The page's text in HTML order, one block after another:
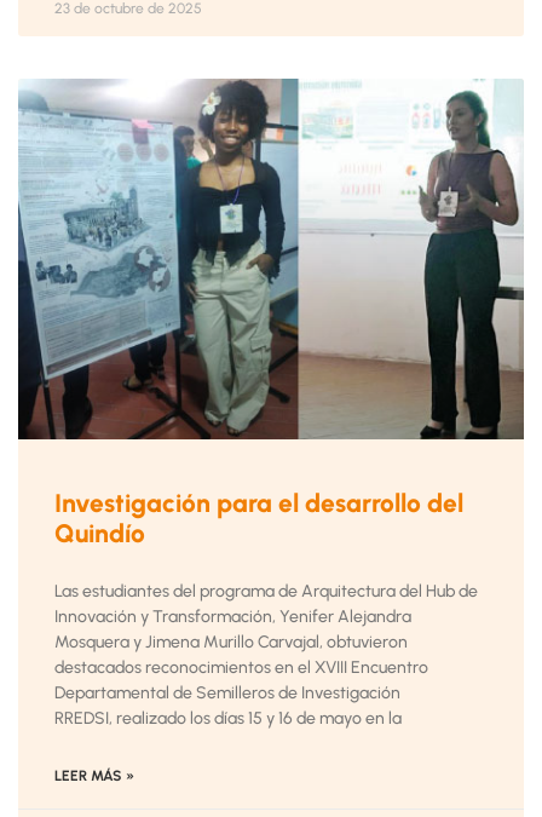
23 de octubre de 2025
Investigación para el desarrollo del
Quindío
Las estudiantes del programa de Arquitectura del Hub de
Innovación y Transformación, Yenifer Alejandra
Mosquera y Jimena Murillo Carvajal, obtuvieron
destacados reconocimientos en el XVIII Encuentro
Departamental de Semilleros de Investigación
RREDSI, realizado los días 15 y 16 de mayo en la
LEER MÁS »